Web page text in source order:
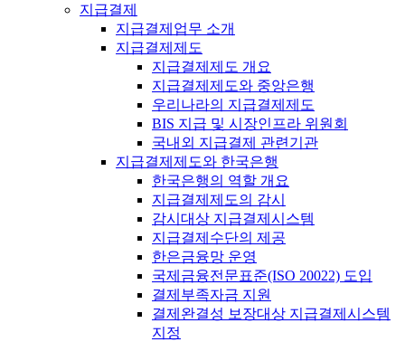
지급결제
지급결제업무 소개
지급결제제도
지급결제제도 개요
지급결제제도와 중앙은행
우리나라의 지급결제제도
BIS 지급 및 시장인프라 위원회
국내외 지급결제 관련기관
지급결제제도와 한국은행
한국은행의 역할 개요
지급결제제도의 감시
감시대상 지급결제시스템
지급결제수단의 제공
한은금융망 운영
국제금융전문표준(ISO 20022) 도입
결제부족자금 지원
결제완결성 보장대상 지급결제시스템
지정